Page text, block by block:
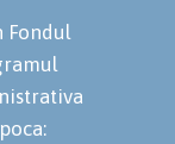
Fondul